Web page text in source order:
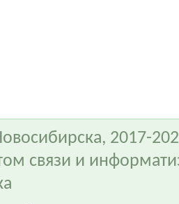
2017-
связи и